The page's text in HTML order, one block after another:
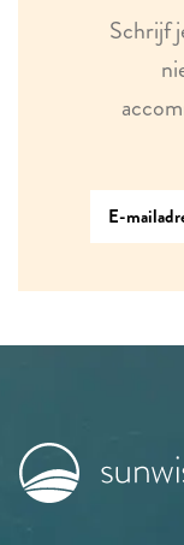
Schrijf